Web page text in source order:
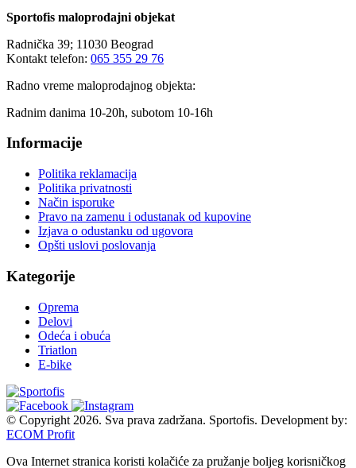
Sportofis maloprodajni objekat
Radnička 39; 11030 Beograd
Kontakt telefon: 065 355 29 76
Radno vreme maloprodajnog objekta:
Radnim danima 10-20h, subotom 10-16h
Informacije
Politika reklamacija
Politika privatnosti
Način isporuke
Pravo na zamenu i odustanak od kupovine
Izjava o odustanku od ugovora
Opšti uslovi poslovanja
Kategorije
Oprema
Delovi
Odeća i obuća
Triatlon
E-bike
© Copyright 2026. Sva prava zadržana. Sportofis. Development by:
ECOM Profit
Ova Internet stranica koristi kolačiće za pružanje boljeg korisničkog